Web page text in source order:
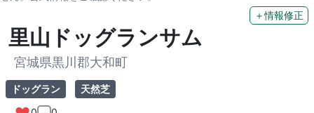
＋情報修正
里山ドッグランサム
宮城県黒川郡大和町
ドッグラン
天然芝